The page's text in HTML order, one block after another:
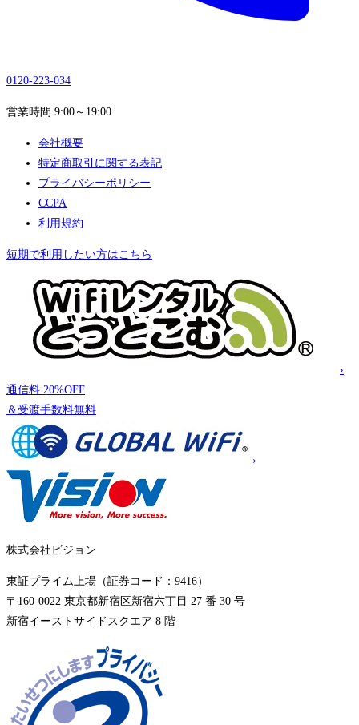
0120-223-034
営業時間 9:00～19:00
会社概要
特定商取引に関する表記
プライバシーポリシー
CCPA
利用規約
短期で利用したい方はこちら
›
通信料 20%OFF
＆受渡手数料無料
›
株式会社ビジョン
東証プライム上場（証券コード：9416）
〒160-0022 東京都新宿区新宿六丁目 27 番 30 号
新宿イーストサイドスクエア 8 階